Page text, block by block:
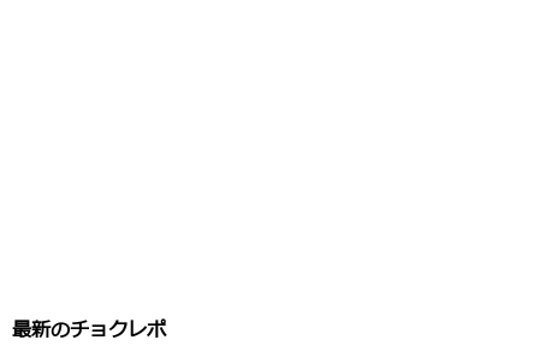
最新のチョクレポ